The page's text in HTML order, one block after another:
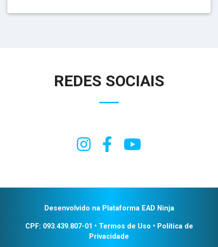
REDES SOCIAIS
Desenvolvido na Plataforma EAD Ninja
CPF: 093.439.807-01 • Termos de Uso • Política de
Privacidade